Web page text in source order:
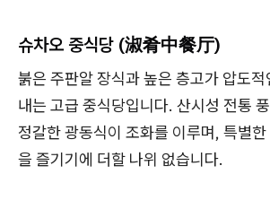
슈차오 중식당 (淑肴中餐厅)
붉은 주판알 장식과 높은 층고가 압도
내는 고급 중식당입니다. 산시성 전통
정갈한 광동식이 조화를 이루며, 특별
을 즐기기에 더할 나위 없습니다.